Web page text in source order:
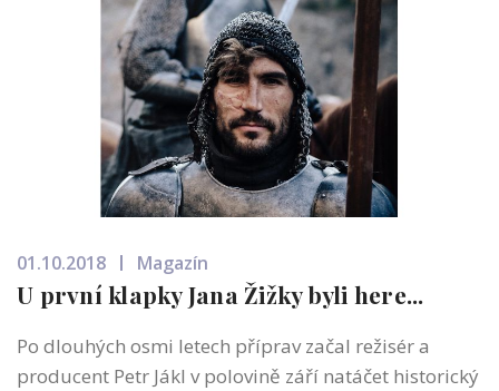
01.10.2018 Magazín
U první klapky Jana Žižky byli here...
Po dlouhých osmi letech příprav začal režisér a
producent Petr Jákl v polovině září natáčet historický